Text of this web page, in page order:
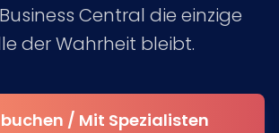
Central die einzige
der Wahrheit bleibt.
/ Mit Spezialisten